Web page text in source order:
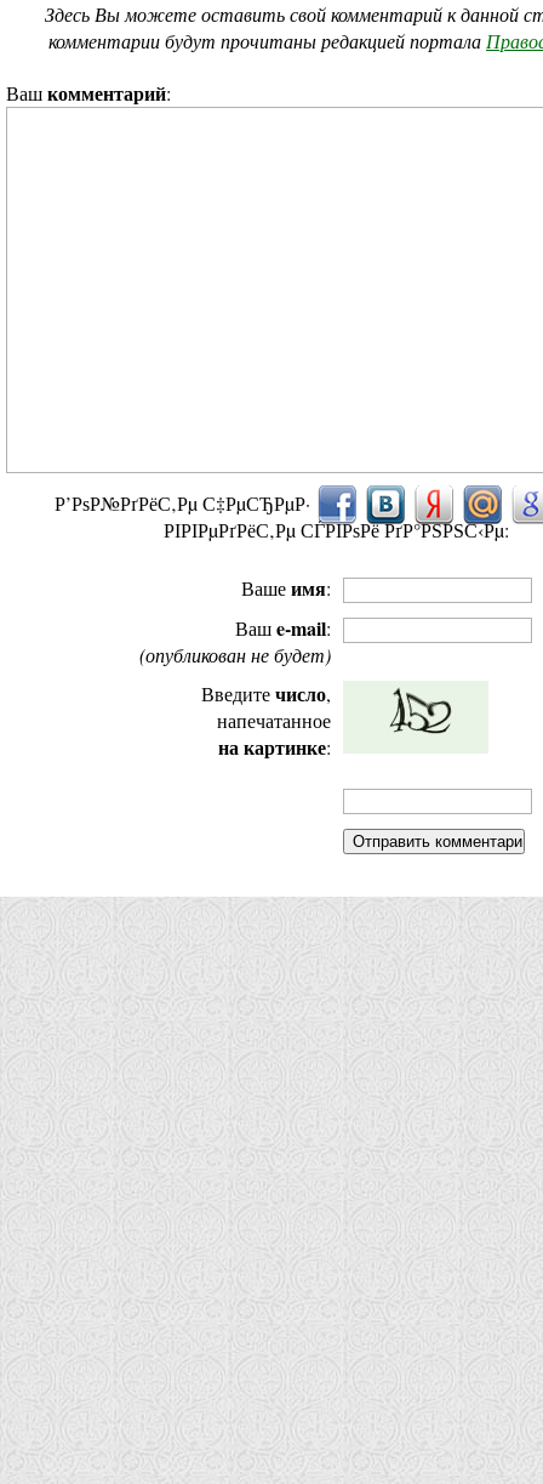
Здесь Вы можете оставить свой комментарий к данной
комментарии будут прочитаны редакцией портала
Вашкомментарий:
Р’РѕР№РґРёС‚Рµ С‡РµСЂРµР·
РІРІРµРґРёС‚Рµ СЃРІРѕРё РґР°РЅРЅС‹Рµ:
Вашеимя:
Вашe-mail:
(опубликован не будет)
Введитечисло,
напечатанное
на картинке: